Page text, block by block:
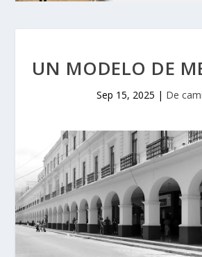
UN MODELO DE
Sep 15, 2025 | De